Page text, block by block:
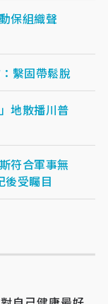
保組織聲
繫固帶鬆脫
地散播川普
符合軍事無
受矚目